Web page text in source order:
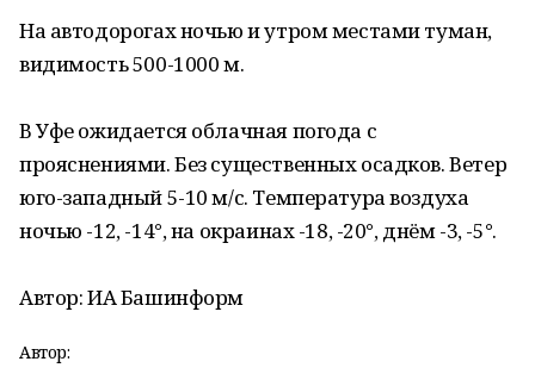
На автодорогах ночью и утром местами туман,
видимость 500-1000 м.
В Уфе ожидается облачная погода с
прояснениями. Без существенных осадков. Ветер
юго-западный 5-10 м/с. Температура воздуха
ночью -12, -14°, на окраинах -18, -20°, днём -3, -5°.
Автор: ИА Башинформ
Автор: